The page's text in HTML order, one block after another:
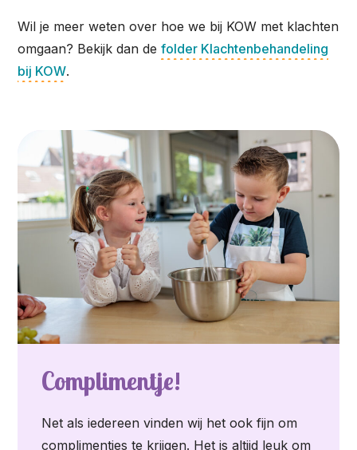
Wil je meer weten over hoe we bij KOW met klachten
omgaan? Bekijk dan defolder Klachtenbehandeling
bij KOW.
Complimentje!
Net als iedereen vinden wij het ook fijn om
complimentjes te krijgen. Het is altijd leuk om